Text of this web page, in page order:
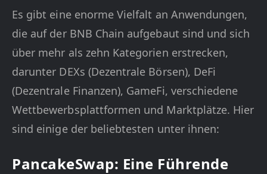
Es gibt eine enorme Vielfalt an Anwendungen,
die auf der BNB Chain aufgebaut sind und sich
über mehr als zehn Kategorien erstrecken,
darunter DEXs (Dezentrale Börsen), DeFi
(Dezentrale Finanzen), GameFi, verschiedene
Wettbewerbsplattformen und Marktplätze. Hier
sind einige der beliebtesten unter ihnen:
PancakeSwap: Eine Führende